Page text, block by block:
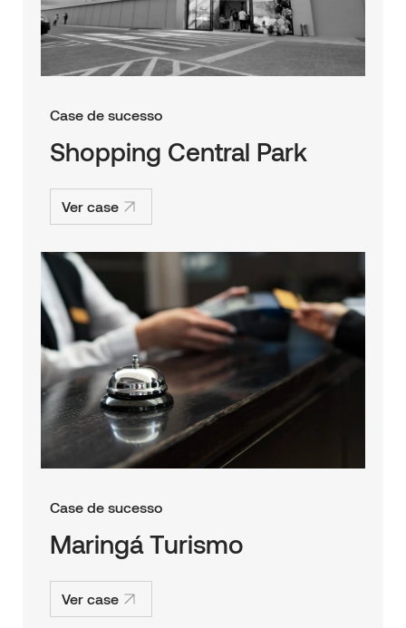
Case de sucesso
Shopping Central Park
Ver case
Case de sucesso
Maringá Turismo
Ver case